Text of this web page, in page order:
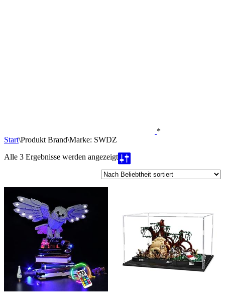
*
Start\Produkt Brand\Marke: SWDZ
Alle 3 Ergebnisse werden angezeigtNach
Beliebtheit
sortiert